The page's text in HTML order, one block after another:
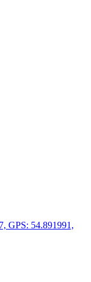
GPS: 54.891991,